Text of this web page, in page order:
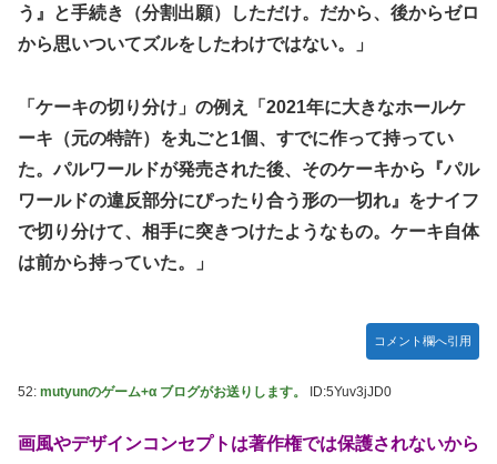
う』と手続き（分割出願）しただけ。だから、後からゼロ
から思いついてズルをしたわけではない。」
「ケーキの切り分け」の例え「2021年に大きなホールケ
ーキ（元の特許）を丸ごと1個、すでに作って持ってい
た。パルワールドが発売された後、そのケーキから『パル
ワールドの違反部分にぴったり合う形の一切れ』をナイフ
で切り分けて、相手に突きつけたようなもの。ケーキ自体
は前から持っていた。」
コメント欄へ引用
52: mutyunのゲーム+α ブログがお送りします。 ID:5Yuv3jJD0
画風やデザインコンセプトは著作権では保護されないから